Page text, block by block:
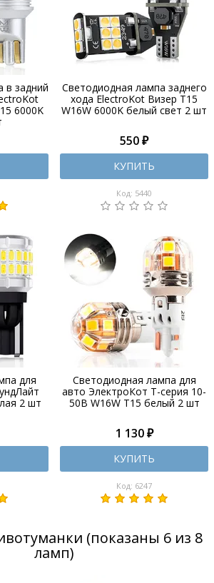
в задний
6000K
Светодиодная лампа заднего
хода ElectroKot Визер T15
W16W 6000K белый свет 2 шт
550 ₽
КУПИТЬ
Код: 5440
для
2 шт
Светодиодная лампа для
авто ЭлектроКот Т-серия 10-
50В W16W T15 белый 2 шт
1 130 ₽
КУПИТЬ
Код: 6247
(показаны 6 из 8
ламп)